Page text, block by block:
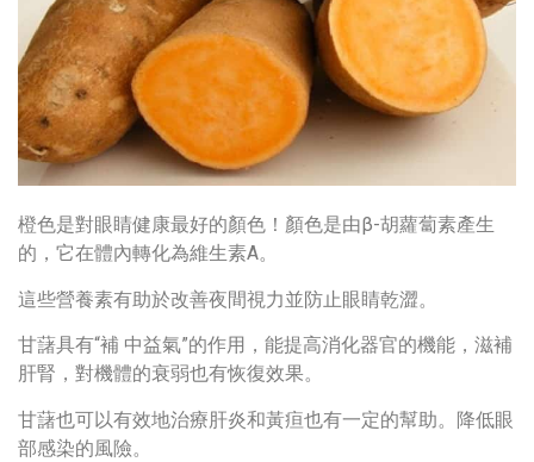
橙色是對眼睛健康最好的顏色！顏色是由β-胡蘿蔔素產生
的，它在體內轉化為維生素A。
這些營養素有助於改善夜間視力並防止眼睛乾澀。
甘藷具有“補 中益氣”的作用，能提高消化器官的機能，滋補
肝腎，對機體的衰弱也有恢復效果。
甘藷也可以有效地治療肝炎和黃疸也有一定的幫助。降低眼
部感染的風險。